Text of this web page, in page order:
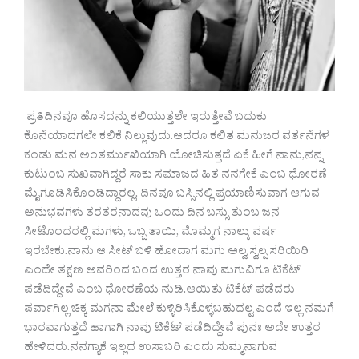
ಪ್ರತಿದಿನವೂ ಹೊಸದನ್ನು ಕಲಿಯುತ್ತಲೇ ಇರುತ್ತೇವೆ ಬದುಕು
ಕೊನೆಯಾದಗಲೇ ಕಲಿಕೆ ನಿಲ್ಲುವುದು.ಆದರೂ ಕಲಿತ ಮನುಜರ ವರ್ತನೆಗಳ
ಕಂಡು ಮನ ಅಂತರ್ಮುಖಿಯಾಗಿ ಯೋಚಿಸುತ್ತದೆ ಏಕೆ ಹೀಗೆ ನಾನು,ನನ್ನ
ಕುಟುಂಬ ಸುಖವಾಗಿದ್ದರೆ ಸಾಕು ಸಮಾಜದ ಹಿತ ನನಗೇಕೆ ಎಂಬ ಧೋರಣೆ
ಮೈಗೂಡಿಸಿಕೊಂಡಿದ್ದಾರಲ್ಲ. ದಿನವೂ ಬಸ್ಸಿನಲ್ಲಿ ಪ್ರಯಾಣಿಸುವಾಗ ಆಗುವ
ಅನುಭವಗಳು ತರತರನಾದವು ಒಂದು ದಿನ ಬಸ್ಸು ತುಂಬ ಜನ
ಸೀಟೊಂದರಲ್ಲಿ ಮಗಳು, ಒಬ್ಬ ತಾಯಿ, ಮೊಮ್ಮಗ ನಾಲ್ಕು ವರ್ಷ
ಇರಬೇಕು.ನಾನು ಆ ಸೀಟ್ ಬಳಿ ಹೋದಾಗ ಮಗು ಅಲ್ವ ಸ್ವಲ್ಪ ಸರಿಯಿರಿ
ಎಂದೇ ತಕ್ಷಣ ಅವರಿಂದ ಬಂದ ಉತ್ತರ ನಾವು ಮಗುವಿಗೂ ಟಿಕೆಟ್
ಪಡೆದಿದ್ದೇವೆ ಎಂಬ ಧೋರಣೆಯ ನುಡಿ.ಆಯಿತು ಟಿಕೆಟ್ ಪಡೆದರು
ಪರ್ವಾಗಿಲ್ಲ ಚಿಕ್ಕ ಮಗನಾ ಮೇಲೆ ಕುಳ್ಳಿರಿಸಿಕೊಳ್ಳಬಹುದಲ್ವ ಎಂದೆ ಇಲ್ಲ ನಮಗೆ
ಭಾರವಾಗುತ್ತದೆ ಹಾಗಾಗಿ ನಾವು ಟಿಕೆಟ್ ಪಡೆದಿದ್ದೇವೆ ಪುನಃ ಅದೇ ಉತ್ತರ
ಹೇಳಿದರು.ನನಗ್ಯಾಕೆ ಇಲ್ಲದ ಉಸಾಬರಿ ಎಂದು ಸುಮ್ಮನಾಗುವ